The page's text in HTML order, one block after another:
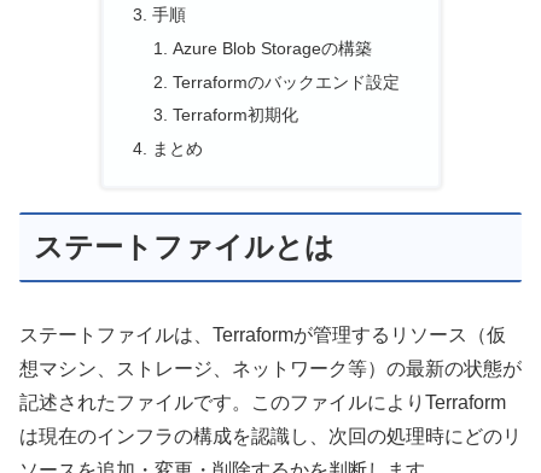
手順
Azure Blob Storageの構築
Terraformのバックエンド設定
Terraform初期化
まとめ
ステートファイルとは
ステートファイルは、Terraformが管理するリソース（仮
想マシン、ストレージ、ネットワーク等）の最新の状態が
記述されたファイルです。このファイルによりTerraform
は現在のインフラの構成を認識し、次回の処理時にどのリ